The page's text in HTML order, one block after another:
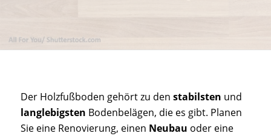
Der Holzfußboden gehört zu den stabilsten und
langlebigsten Bodenbelägen, die es gibt. Planen
Sie eine Renovierung, einen Neubau oder eine